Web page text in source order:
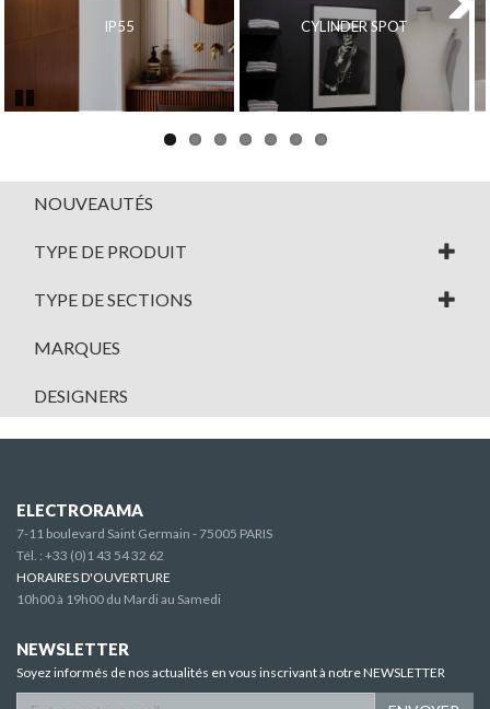
IP55 CYLINDER SPOT
Next
NOUVEAUTÉS
TYPE DE PRODUIT
TYPE DE SECTIONS
MARQUES
DESIGNERS
ELECTRORAMA
7-11 boulevard Saint Germain - 75005 PARIS
Tél. : +33 (0)1 43 54 32 62
HORAIRES D'OUVERTURE
10h00 à 19h00 du Mardi au Samedi
NEWSLETTER
Soyez informés de nos actualités en vous inscrivant à notre NEWSLETTER